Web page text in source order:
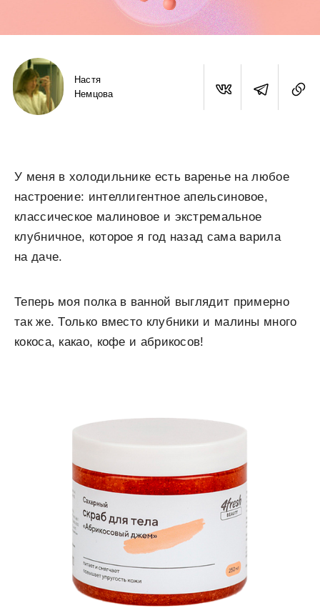
Настя
Немцова
У меня в холодильнике есть варенье на любое
настроение: интеллигентное апельсиновое,
классическое малиновое и экстремальное
клубничное, которое я год назад сама варила
на даче.
Теперь моя полка в ванной выглядит примерно
так же. Только вместо клубники и малины много
кокоса, какао, кофе и абрикосов!